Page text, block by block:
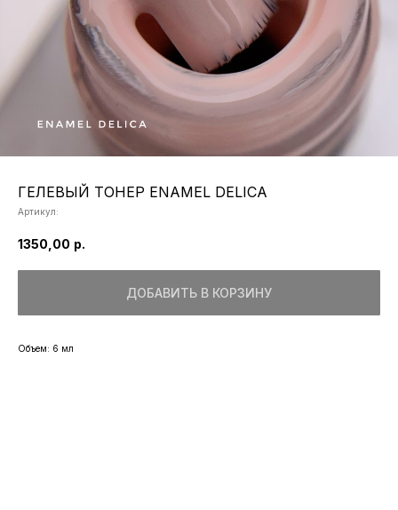
ГЕЛЕВЫЙ ТОНЕР ENAMEL DELICA
Артикул:
1350,00 р.
ДОБАВИТЬ В КОРЗИНУ
Объем: 6 мл